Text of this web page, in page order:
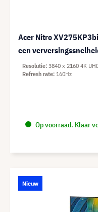
Acer Nitro
een
Op voorraad. Klaar
Resolutie 3840 x 2160 4K
Refresh rate 160Hz
Nieuw